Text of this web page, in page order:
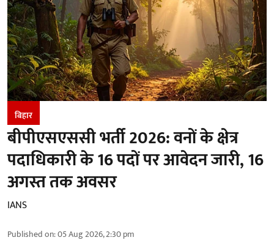
बिहार
बीपीएसएससी भर्ती 2026: वनों के क्षेत्र
पदाधिकारी के 16 पदों पर आवेदन जारी, 16
अगस्त तक अवसर
IANS
Published on:05 Aug 2026, 2:30 pm